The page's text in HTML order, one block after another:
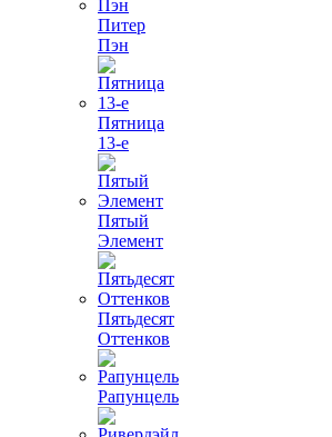
Питер
Пэн
Пятница
13-е
Пятый
Элемент
Пятьдесят
Оттенков
Рапунцель